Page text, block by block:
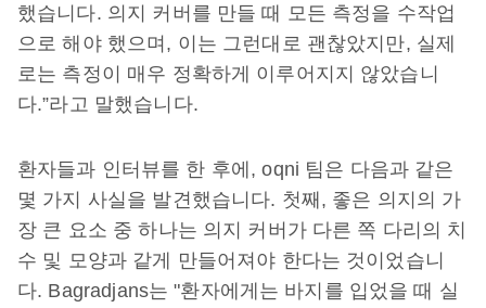
했습니다. 의지 커버를 만들 때 모든 측정을 수작업
으로 해야 했으며, 이는 그런대로 괜찮았지만, 실제
로는 측정이 매우 정확하게 이루어지지 않았습니
다.”라고 말했습니다.
환자들과 인터뷰를 한 후에, oqni 팀은 다음과 같은
몇 가지 사실을 발견했습니다. 첫째, 좋은 의지의 가
장 큰 요소 중 하나는 의지 커버가 다른 쪽 다리의 치
수 및 모양과 같게 만들어져야 한다는 것이었습니
다. Bagradjans는 "환자에게는 바지를 입었을 때 실